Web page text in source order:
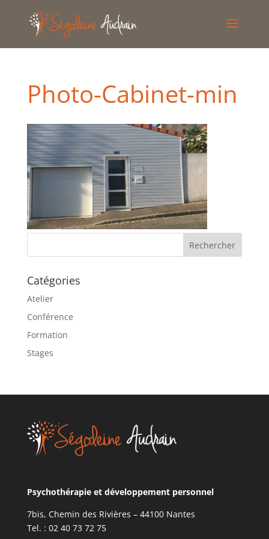
Photo-Cabinet-min
Catégories
Atelier
Conférence
Formation
Stages
Psychothérapie et développement personnel
7bis, Chemin des Rivières – 44100 Nantes
Tel. : 02 40 73 72 75